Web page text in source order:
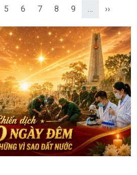
Câu chuyện thời sự
Dòng chảy sự kiện
Đối thoại
Diễn đàn chủ nhật
Chuyện đêm
5 6 7 8 9 ››